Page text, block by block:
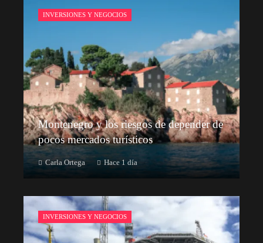
INVERSIONES Y NEGOCIOS
Montenegro y los riesgos de depender de
pocos mercados turísticos
Carla Ortega Hace 1 día
INVERSIONES Y NEGOCIOS